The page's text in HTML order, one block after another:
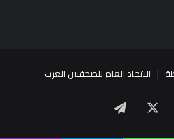
| الاتحاد العام للصحفيين العرب
تيلقرام